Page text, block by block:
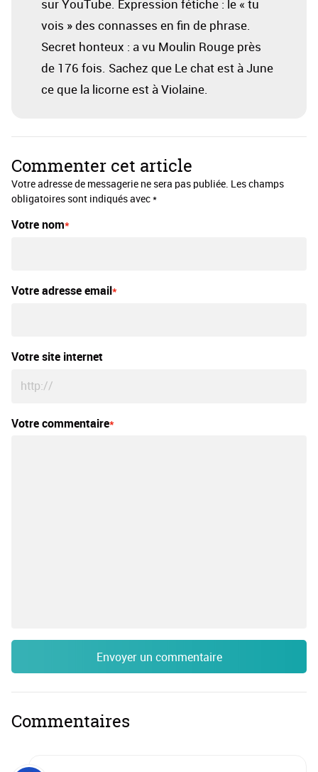
sur YouTube. Expression fétiche : le « tu
vois » des connasses en fin de phrase.
Secret honteux : a vu Moulin Rouge près
de 176 fois. Sachez que Le chat est à June
ce que la licorne est à Violaine.
Commenter cet article
Votre adresse de messagerie ne sera pas publiée. Les champs
obligatoires sont indiqués avec *
Votre nom
Votre adresse email
Votre site internet
Votre commentaire
Envoyer un commentaire
Commentaires